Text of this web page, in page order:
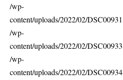
/wp-
content/uploads/2022/02/
/wp-
content/uploads/2022/02/
/wp-
content/uploads/2022/02/